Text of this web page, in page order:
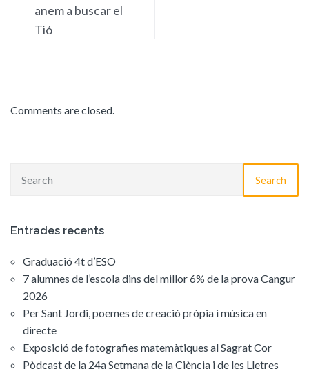
anem a buscar el
Tió
Comments are closed.
Search
Entrades recents
Graduació 4t d’ESO
7 alumnes de l’escola dins del millor 6% de la prova Cangur
2026
Per Sant Jordi, poemes de creació pròpia i música en
directe
Exposició de fotografies matemàtiques al Sagrat Cor
Pòdcast de la 24a Setmana de la Ciència i de les Lletres